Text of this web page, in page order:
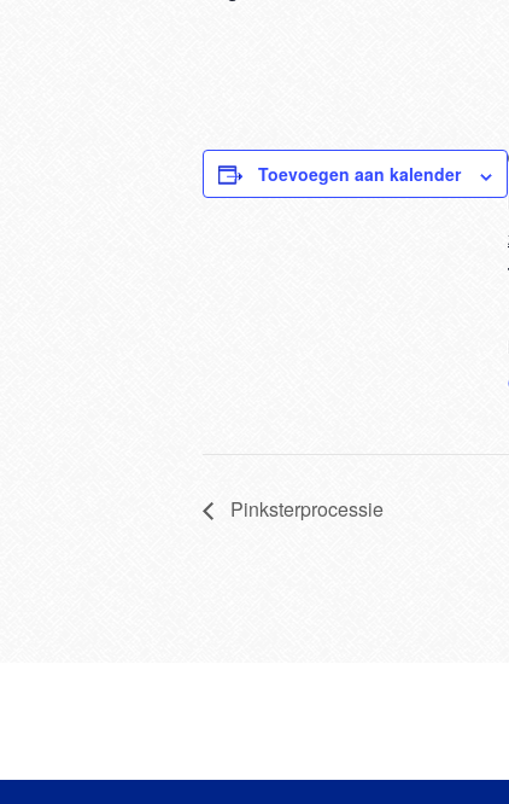
Toevoegen aan kalender
Pinksterprocessie